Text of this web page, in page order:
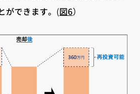
できます。 (図6）